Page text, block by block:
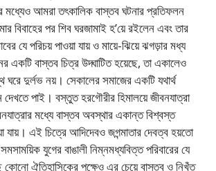
মধ্যেও আমরা তৎকালিক বাস্তব ঘটনার প্রতিফলন
বিবাহের পর শিব ঘরজামাই হ’য়ে রইলেন এবং তার
যে পরিচয় পাওয়া যায় ও মায়ে-ঝিয়ে ঝগড়ার মধ্য
একটি বাস্তব চিত্র উদ্ঘাটিত হয়েছে, তা একালেও
ঘরে দুর্লভ নয়। সেকালের সমাজের একটি যথার্থ
পাই। বস্তুত হরগৌরীর হিমালয়ে জীবনযাত্রা
মধ্যে বাস্তব অবস্থার একান্ত বিশ্বস্ত
যায়। এই চিত্রে আদিদেবও জগন্মাতার দেবত্ব হয়তো
যুগের বাঙালী নিম্নমধ্যবিত্ত পরিবারের যে
ঐতিহাসিকের পক্ষেও এর চেয়ে বাস্তব ও নিখুঁত